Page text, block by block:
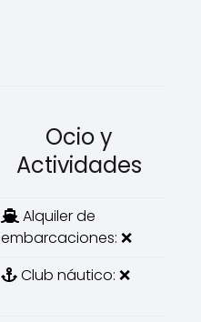
Ocio y
Actividades
Alquiler de
embarcaciones: ❌
Club náutico: ❌